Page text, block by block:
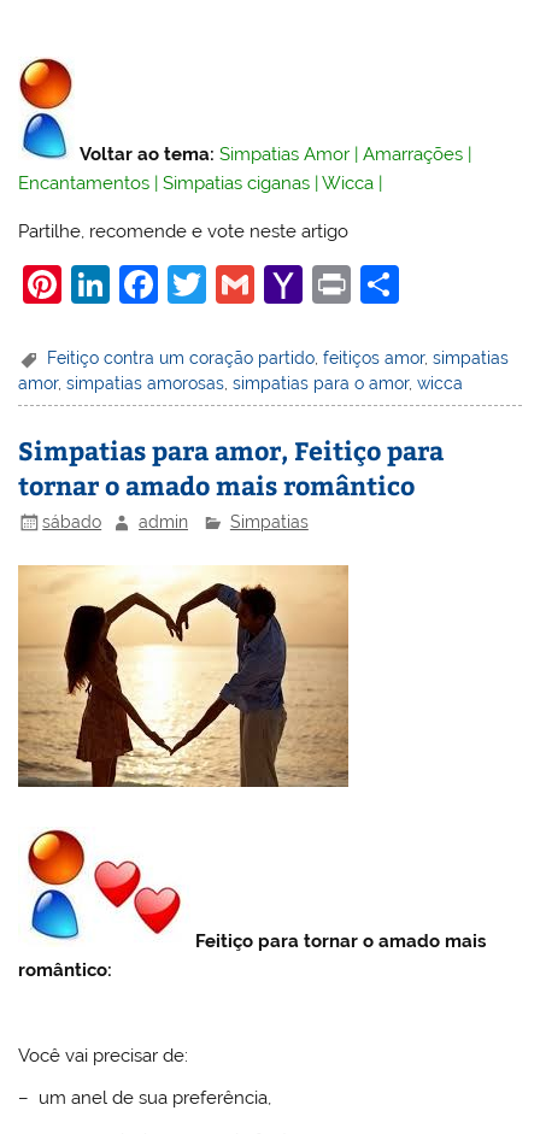
Voltar ao tema: Simpatias Amor |Amarrações |
Encantamentos |Simpatias ciganas |Wicca |
Partilhe, recomende e vote neste artigo
Pi
er
e
st
Li
k
e
dI
n
F
c
e
b
o
o
T
itt
er
G
ai
l
Y
h
o
o
M
ai
l
Pr
t
ar
e
Feitiço contra um coração partido ,feitiços amor,simpatias
amor,simpatias amorosas,simpatias para o amor,wicca
Simpatias para amor, Feitiço para
tornar o amado mais romântico
sábado admin Simpatias
Feitiço para tornar o amado mais
romântico:
Você vai precisar de:
– um anel de sua preferência,